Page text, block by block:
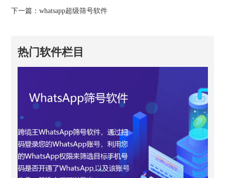
下一篇：whatsapp超级筛号软件
热门软件栏目